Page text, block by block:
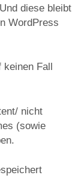
diese bleibt
WordPress
keinen Fall
nicht
(sowie